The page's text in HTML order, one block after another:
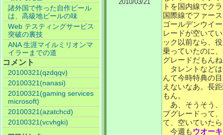
2010/03/21
トを国内線でク
国際線でファー
ゴールデンウイ
レードが空いて
ック以前なら、
乗っていたのに
グレードだもん
タレントなど
んて今時特典の
えないなあ。長
もん。
あ、そうそう、
プグレードって
て、空いていた
今週もウオー
諸外国で作った自作ビール
は、高級地ビールの味
Web テスティングサービス
突破の裏技
ANA 生涯マイルミリオンマ
イラーまでの道
コメント
20100321(qzdqqv)
20100321(nanasi)
20100321(gaming services
microsoft)
20100321(azatchcd)
20100321(vcvhgki)